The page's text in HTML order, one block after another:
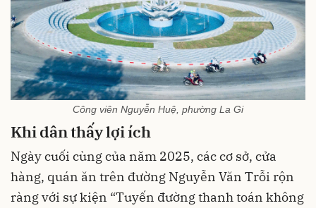
Công viên Nguyễn Huệ, phường La Gi
Khi dân thấy lợi ích
Ngày cuối cùng của năm 2025, các cơ sở, cửa
hàng, quán ăn trên đường Nguyễn Văn Trỗi rộn
ràng với sự kiện “Tuyến đường thanh toán không